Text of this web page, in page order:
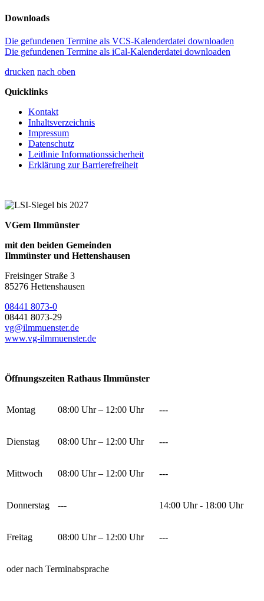
Downloads
Die gefundenen Termine als VCS-Kalenderdatei downloaden
Die gefundenen Termine als iCal-Kalenderdatei downloaden
drucken nach oben
Quicklinks
Kontakt
Inhaltsverzeichnis
Impressum
Datenschutz
Leitlinie Informationssicherheit
Erklärung zur Barrierefreiheit
VGem Ilmmünster
mit den beiden Gemeinden
Ilmmünster und Hettenshausen
Freisinger Straße 3
85276 Hettenshausen
08441 8073-0
08441 8073-29
vg@ilmmuenster.de
www.vg-ilmmuenster.de
Öffnungszeiten Rathaus Ilmmünster
Montag 08:00 Uhr – 12:00 Uhr ---
Dienstag 08:00 Uhr – 12:00 Uhr ---
Mittwoch 08:00 Uhr – 12:00 Uhr ---
Donnerstag --- 14:00 Uhr - 18:00 Uhr
Freitag 08:00 Uhr – 12:00 Uhr ---
oder nach Terminabsprache